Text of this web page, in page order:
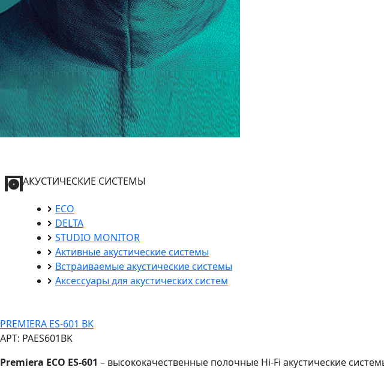
АКУСТИЧЕСКИЕ СИСТЕМЫ
ECO
DELTA
STUDIO MONITOR
Активные акустические системы
Встраиваемые акустические системы
Аксессуары для акустических систем
PREMIERA ES-601 BK
АРТ: PAES601BK
Premiera ECO ES-601 – высококачественные полочные Hi-Fi акустические